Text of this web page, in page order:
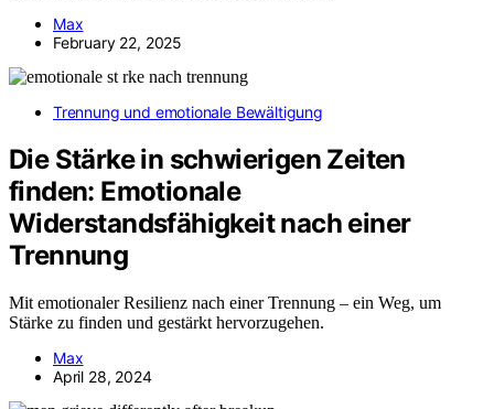
Max
February 22, 2025
Trennung und emotionale Bewältigung
Die Stärke in schwierigen Zeiten
finden: Emotionale
Widerstandsfähigkeit nach einer
Trennung
Mit emotionaler Resilienz nach einer Trennung – ein Weg, um
Stärke zu finden und gestärkt hervorzugehen.
Max
April 28, 2024